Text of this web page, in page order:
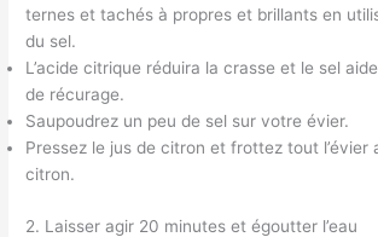
ternes et tachés à propres et brillants en
du sel.
L’acide citrique réduira la crasse et le sel
de récurage.
Saupoudrez un peu de sel sur votre évier.
Pressez le jus de citron et frottez tout l’évier
citron.
2. Laisser agir 20 minutes et égoutter l’eau